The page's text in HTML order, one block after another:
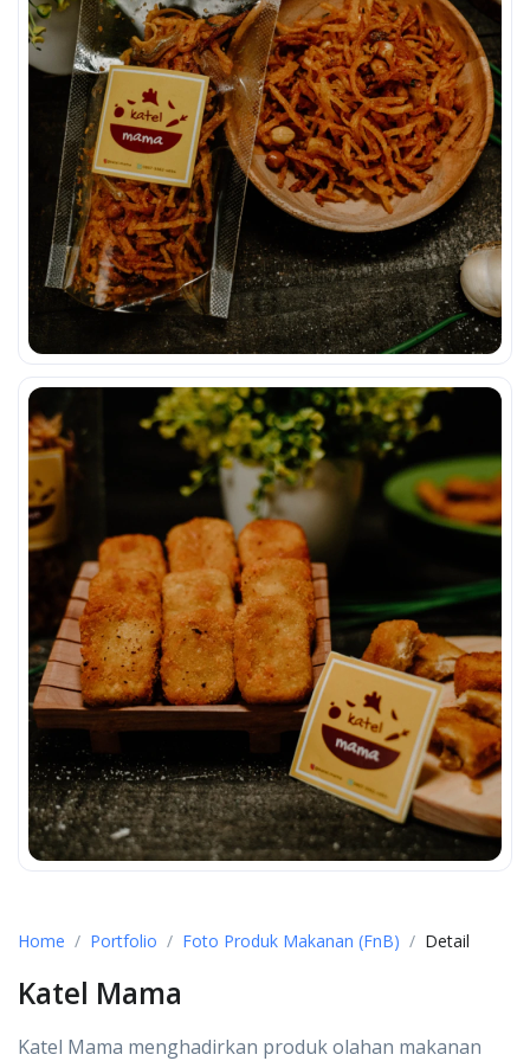
Home Portfolio Foto Produk Makanan (FnB) Detail
Katel Mama
Katel Mama menghadirkan produk olahan makanan